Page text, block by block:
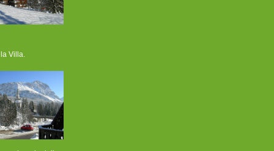
Villa.